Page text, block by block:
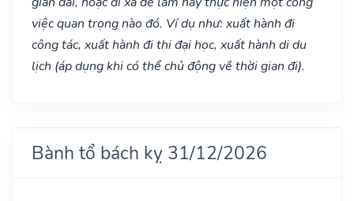
việc quan trọng nào đó. Ví dụ như: xuất hành đi
công tác, xuất hành đi thi đại học, xuất hành di du
lịch (áp dụng khi có thể chủ động về thời gian đi).
Bành tổ bách kỵ 31/12/2026